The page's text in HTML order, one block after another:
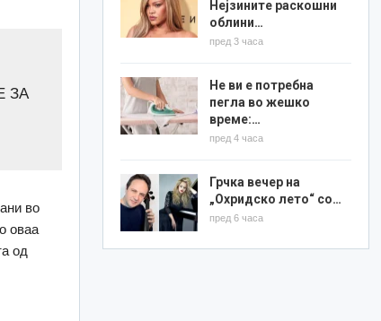
ЗА
во
оваа
од
Нејзините раскошни
облини…
пред 3 часа
Не ви е потребна
пегла во жешко
време:…
пред 4 часа
Грчка вечер на
„Охридско лето“ со…
пред 6 часа